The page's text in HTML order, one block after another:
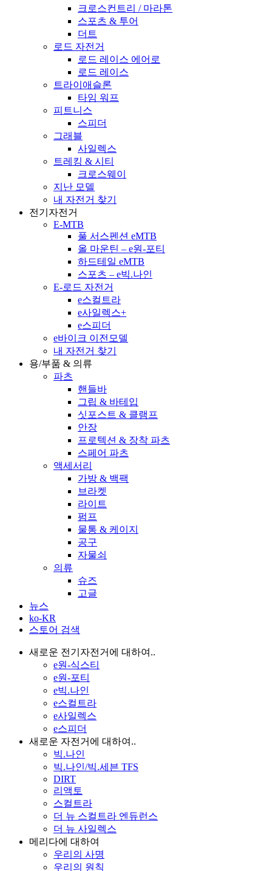
크로스컨트리 / 마라톤
스포츠 & 투어
더트
로드 자전거
로드 레이스 에어로
로드 레이스
트라이애슬론
타임 워프
피트니스
스피더
그래블
사일렉스
트레킹 & 시티
크로스웨이
지난 모델
내 자전거 찾기
전기자전거
E-MTB
풀 서스펜션 eMTB
올 마운틴 – e원-포티
하드테일 eMTB
스포츠 – e빅.나인
E-로드 자전거
e스컬트라
e사일렉스+
e스피더
e바이크 이전모델
내 자전거 찾기
용/부품 & 의류
파츠
핸들바
그립 & 바테입
싯포스트 & 클램프
안장
프로텍션 & 장착 파츠
스페어 파츠
액세서리
가방 & 백팩
브라켓
라이트
펌프
물통 & 케이지
공구
자물쇠
의류
슈즈
고글
뉴스
ko-KR
스토어 검색
새로운 전기자전거에 대하여..
e원-식스티
e원-포티
e빅.나인
e스컬트라
e사일렉스
e스피더
새로운 자전거에 대하여..
빅.나인
빅.나인/빅.세븐 TFS
DIRT
리액토
스컬트라
더 뉴 스컬트라 엔듀런스
더 뉴 사일렉스
메리다에 대하여
우리의 사명
우리의 원칙